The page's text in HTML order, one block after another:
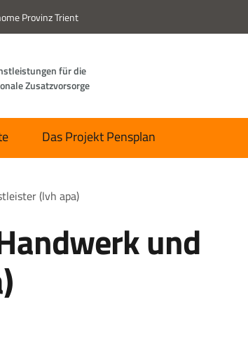
Provinz Trient
für die
Zusatzvorsorge
Das Projekt Pensplan
(lvh apa)
und